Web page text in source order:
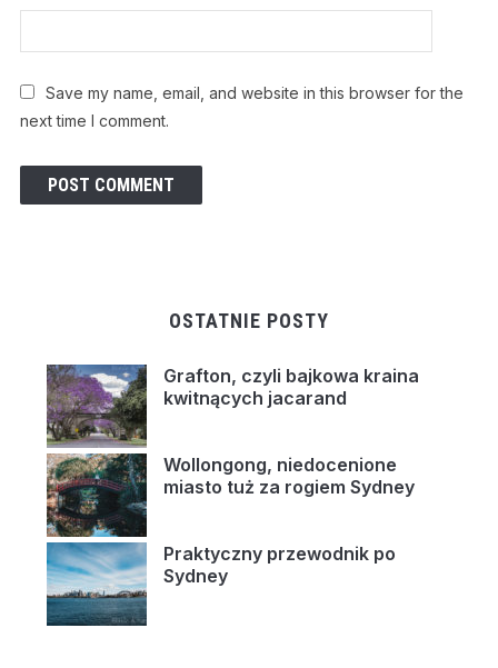
Save my name, email, and website in this browser for the
next time I comment.
OSTATNIE POSTY
Grafton, czyli bajkowa kraina
kwitnących jacarand
Wollongong, niedocenione
miasto tuż za rogiem Sydney
Praktyczny przewodnik po
Sydney